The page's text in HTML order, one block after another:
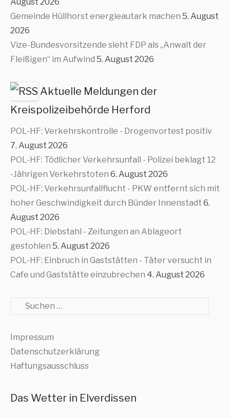
Gemeinde Hüllhorst energieautark machen 5. August
2026
Vize-Bundesvorsitzende sieht FDP als „Anwalt der
Fleißigen“ im Aufwind 5. August 2026
Aktuelle Meldungen der
Kreispolizeibehörde Herford
POL-HF: Verkehrskontrolle - Drogenvortest positiv
7. August 2026
POL-HF: Tödlicher Verkehrsunfall - Polizei beklagt 12
-Jährigen Verkehrstoten 6. August 2026
POL-HF: Verkehrsunfallflucht - PKW entfernt sich mit
hoher Geschwindigkeit durch Bünder Innenstadt 6.
August 2026
POL-HF: Diebstahl - Zeitungen an Ablageort
gestohlen 5. August 2026
POL-HF: Einbruch in Gaststätten - Täter versucht in
Cafe und Gaststätte einzubrechen 4. August 2026
Suche
Impressum
Datenschutzerklärung
Haftungsausschluss
Das Wetter in Elverdissen